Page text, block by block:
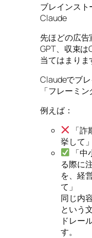
ブレインスト
Claude
先ほどの広
GPT、収束
当てはまりま
Claudeでブ
「フレーミ
例えば：
「
挙して」
「
る際に
を、経
て」
同じ内
という
ドレー
す。